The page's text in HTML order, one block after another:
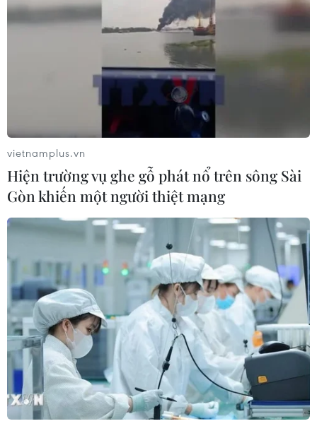
vietnamplus.vn
Hiện trường vụ ghe gỗ phát nổ trên sông Sài
Gòn khiến một người thiệt mạng